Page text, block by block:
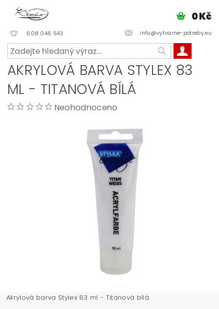
608 046 543 info@vytvarne-potreby.eu
0 Kč
AKRYLOVÁ BARVA STYLEX 83
ML - TITANOVÁ BÍLÁ
Neohodnoceno
Akrylová barva Stylex 83 ml - Titanová bílá.